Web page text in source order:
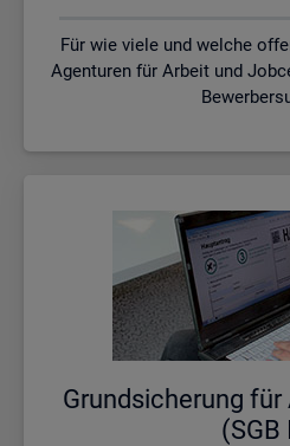
Für wie viele und welche
Agenturen für Arbeit und
Grund­si­che­rung
(SGB